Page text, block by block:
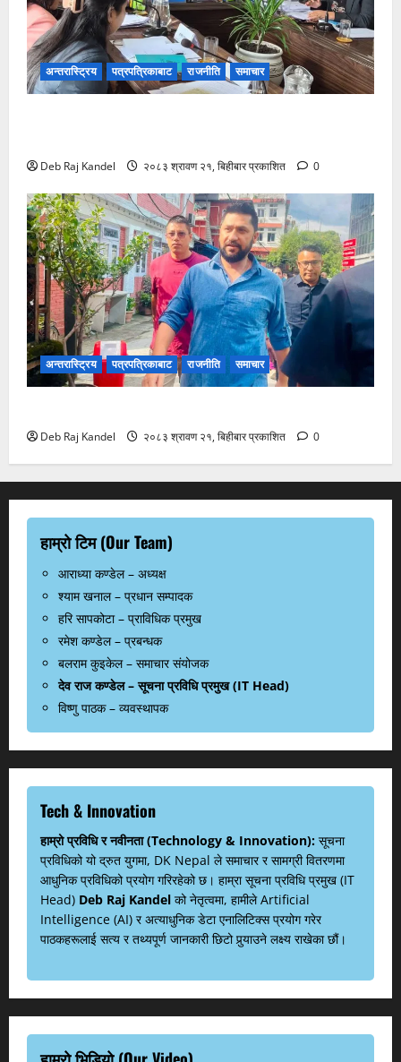
अन्तरास्ट्रिय पत्रपत्रिकाबाट राजनीति समाचार
Deb Raj Kandel २०८३ श्रावण २१, बिहीबार प्रकाशित 0
अन्तरास्ट्रिय पत्रपत्रिकाबाट राजनीति समाचार
Deb Raj Kandel २०८३ श्रावण २१, बिहीबार प्रकाशित 0
हाम्रो टिम (Our Team)
आराध्या कण्डेल – अध्यक्ष
श्याम खनाल – प्रधान सम्पादक
हरि सापकोटा – प्राविधिक प्रमुख
रमेश कण्डेल – प्रबन्धक
बलराम कुइकेल – समाचार संयोजक
देव राज कण्डेल – सूचना प्रविधि प्रमुख (IT Head)
विष्णु पाठक – व्यवस्थापक
Tech & Innovation
हाम्रो प्रविधि र नवीनता (Technology & Innovation): सूचना
प्रविधिको यो द्रुत युगमा, DK Nepal ले समाचार र सामग्री वितरणमा
आधुनिक प्रविधिको प्रयोग गरिरहेको छ। हाम्रा सूचना प्रविधि प्रमुख (IT
Head) Deb Raj Kandel को नेतृत्वमा, हामीले Artificial
Intelligence (AI) र अत्याधुनिक डेटा एनालिटिक्स प्रयोग गरेर
पाठकहरूलाई सत्य र तथ्यपूर्ण जानकारी छिटो पुर्‍याउने लक्ष्य राखेका छौं।